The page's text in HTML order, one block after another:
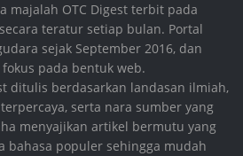
majalah OTC Digest terbit pada
teratur setiap bulan. Portal
sejak September 2016, dan
pada bentuk web.
ditulis berdasarkan landasan ilmiah,
serta nara sumber yang
menyajikan artikel bermutu yang
bahasa populer sehingga mudah